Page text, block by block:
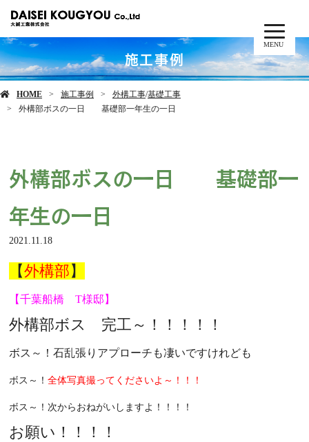
MENU
施工事例
HOME 施工事例 外構工事/基礎工事
外構部ボスの一日 基礎部一年生の一日
外構部ボスの一日 基礎部一
年生の一日
2021.11.18
【外構部】
【千葉船橋 T様邸】
外構部ボス 完工～！！！！！
ボス～！石乱張りアプローチも凄いですけれども
ボス～！ 全体写真撮ってくださいよ～！！！
ボス～！次からおねがいしますよ！！！！
お願い！！！！